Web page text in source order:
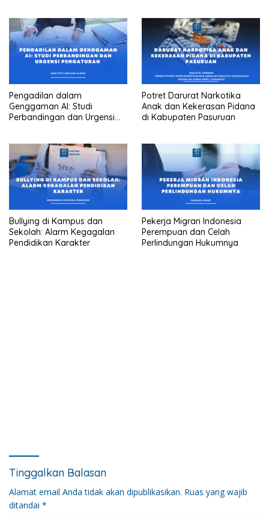
Pengadilan dalam
Genggaman AI: Studi
Perbandingan dan Urgensi
Potret Darurat Narkotika
Anak dan Kekerasan Pidana
di Kabupaten Pasuruan
Bullying di Kampus dan
Sekolah: Alarm Kegagalan
Pendidikan Karakter
Pekerja Migran Indonesia
Perempuan dan Celah
Perlindungan Hukumnya
Tinggalkan Balasan
Alamat email Anda tidak akan dipublikasikan. Ruas yang wajib
ditandai *